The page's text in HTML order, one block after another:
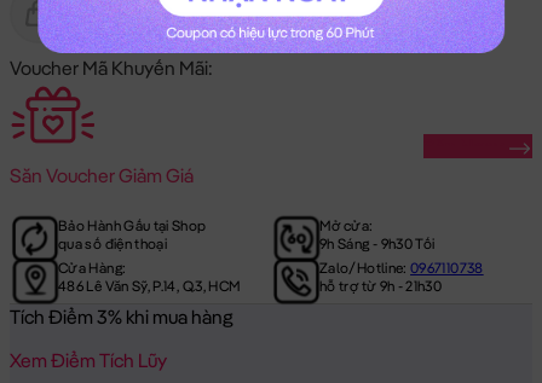
Gửi Tặng Hết Hàng
Voucher Mã Khuyến Mãi:
Săn Voucher Giảm Giá
Bảo Hành Gấu tại Shop
qua số điện thoại
Mở cửa:
9h Sáng - 9h30 Tối
Cửa Hàng:
486 Lê Văn Sỹ, P.14, Q.3, HCM
Zalo/Hotline:0967110738
hỗ trợ từ 9h - 21h30
Tích Điểm 3% khi mua hàng
Xem Điểm Tích Lũy